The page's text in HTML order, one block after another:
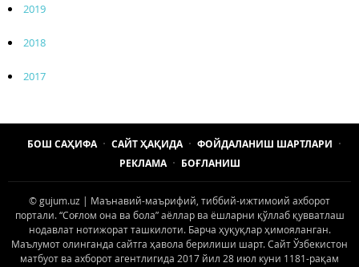
2019
2018
2017
БОШ САҲИФА САЙТ ҲАҚИДА
ФОЙДАЛАНИШ ШАРТЛАРИ
РЕКЛАМА
БОҒЛАНИШ
© gujum.uz | Маънавий-маърифий, тиббий-ижтимоий ахборот
портали. “Соғлом она ва бола” аёллар ва ёшларни қўллаб қувватлаш
нодавлат нотижорат ташкилоти. Барча ҳуқуқлар ҳимояланган.
Маълумот олинганда сайтга ҳавола берилиши шарт. Сайт Ўзбекистон
матбуот ва ахборот агентлигида 2017 йил 28 июл куни 1181-рақам